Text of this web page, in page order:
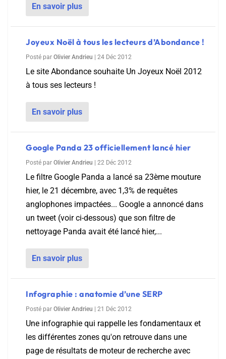
En savoir plus
Joyeux Noël à tous les lecteurs d’Abondance !
Posté par Olivier Andrieu 24 Déc 2012
Le site Abondance souhaite Un Joyeux Noël 2012
à tous ses lecteurs !
En savoir plus
Google Panda 23 officiellement lancé hier
Posté par Olivier Andrieu 22 Déc 2012
Le filtre Google Panda a lancé sa 23ème mouture
hier, le 21 décembre, avec 1,3% de requêtes
anglophones impactées... Google a annoncé dans
un tweet (voir ci-dessous) que son filtre de
nettoyage Panda avait été lancé hier,...
En savoir plus
Infographie : anatomie d’une SERP
Posté par Olivier Andrieu 21 Déc 2012
Une infographie qui rappelle les fondamentaux et
les différentes zones qu'on retrouve dans une
page de résultats de moteur de recherche avec